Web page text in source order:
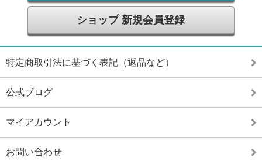
ショップ 新規会員登録
特定商取引法に基づく表記（返品など）
公式ブログ
マイアカウント
お問い合わせ